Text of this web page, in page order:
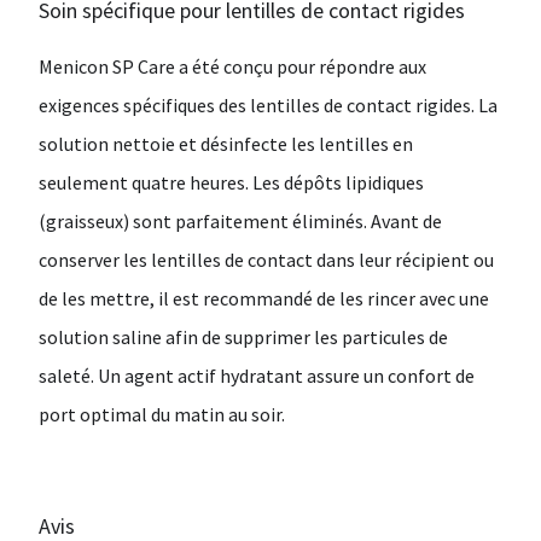
Soin spécifique pour lentilles de contact rigides
Menicon SP Care a été conçu pour répondre aux
exigences spécifiques des lentilles de contact rigides. La
solution nettoie et désinfecte les lentilles en
seulement quatre heures. Les dépôts lipidiques
(graisseux) sont parfaitement éliminés. Avant de
conserver les lentilles de contact dans leur récipient ou
de les mettre, il est recommandé de les rincer avec une
solution saline afin de supprimer les particules de
saleté. Un agent actif hydratant assure un confort de
port optimal du matin au soir.
Avis